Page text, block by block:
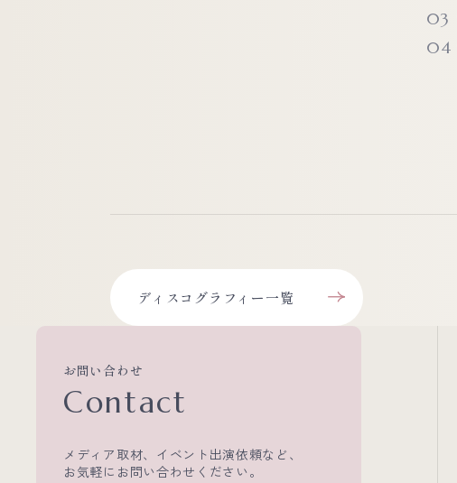
ディスコグラフィー一覧
お問い合わせ
Contact
メディア取材、イベント出演依頼など、
お気軽にお問い合わせください。